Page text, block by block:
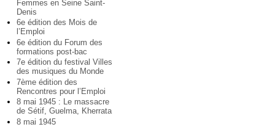
Femmes en Seine Saint-
Denis
6e édition des Mois de
l’Emploi
6e édition du Forum des
formations post-bac
7e édition du festival Villes
des musiques du Monde
7ème édition des
Rencontres pour l’Emploi
8 mai 1945 : Le massacre
de Sétif, Guelma, Kherrata
8 mai 1945